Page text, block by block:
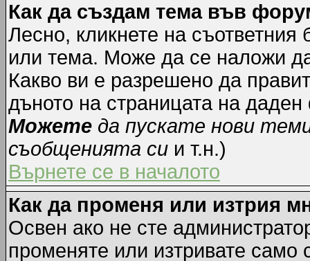
Как да създам тема във
Лесно, кликнете на
или тема. Може да се наложи
Какво ви е разрешено да
дъното на страницата на
Можете да пускате нови
съобщенията си и т.н.)
Върнете се в началото
Как да променя или изтрия
Освен ако не сте
променяте или изтривате